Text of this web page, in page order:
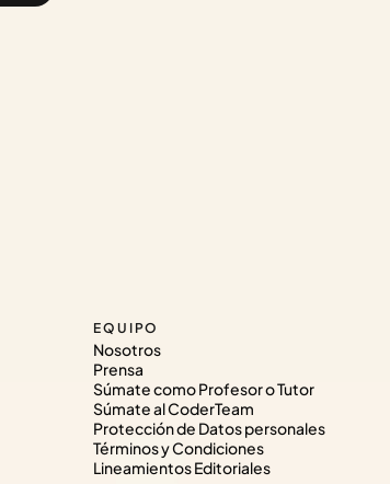
EQUIPO
Nosotros
Prensa
Súmate como Profesor o Tutor
Súmate al CoderTeam
Protección de Datos personales
Términos y Condiciones
Lineamientos Editoriales